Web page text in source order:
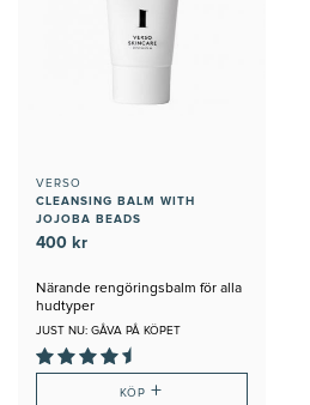
VERSO
CLEANSING BALM WITH
JOJOBA BEADS
400 kr
Närande rengöringsbalm för alla
hudtyper
JUST NU: GÅVA PÅ KÖPET
KÖP+